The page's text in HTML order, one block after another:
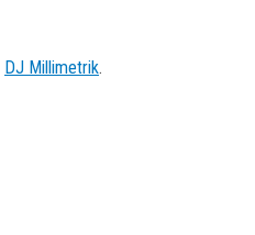
DJ Millimetrik.